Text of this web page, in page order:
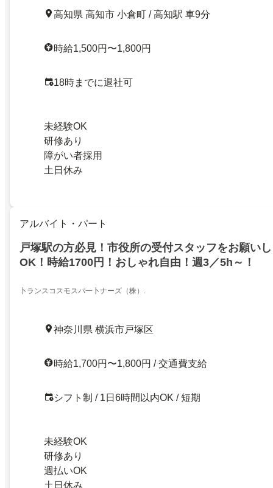
高知県 高知市 小倉町 / 高知駅 車9分
時給1,500円〜1,800円
18時までに退社可
未経験OK
研修あり
障がい者採用
土日休み
アルバイト・パート
戸塚駅の方必見！市役所の受付スタッフをお願い
OK！時給1700円！おしゃれ自由！週3／5h～！
卜ランスコスモスパ一卜ナーズ（株）.
神奈川県 横浜市戸塚区
時給1,700円〜1,800円 / 交通費支給
シフト制 / 1日6時間以内OK / 短期
未経験OK
研修あり
週払いOK
土日休み